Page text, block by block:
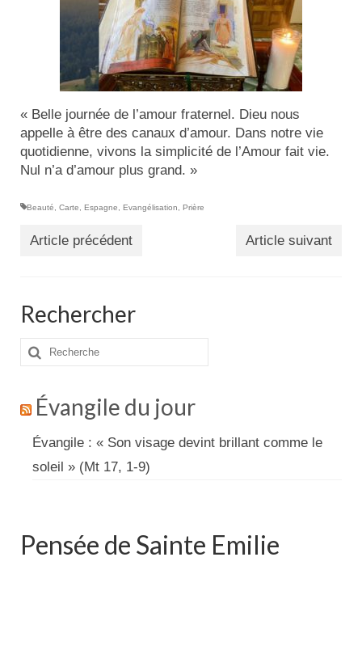
« Belle journée de l’amour fraternel. Dieu nous
appelle à être des canaux d’amour. Dans notre vie
quotidienne, vivons la simplicité de l’Amour fait vie.
Nul n’a d’amour plus grand. »
Beauté, Carte, Espagne, Evangélisation, Prière
Article précédent Article suivant
Rechercher
Rechercher
:
Évangile du jour
Évangile : « Son visage devint brillant comme le
soleil » (Mt 17, 1-9)
Pensée de Sainte Emilie